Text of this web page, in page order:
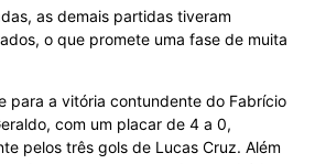
as demais partidas tiveram
o que promete uma fase de muita
para a vitória contundente do Fabrício
com um placar de 4 a 0,
pelos três gols de Lucas Cruz. Além